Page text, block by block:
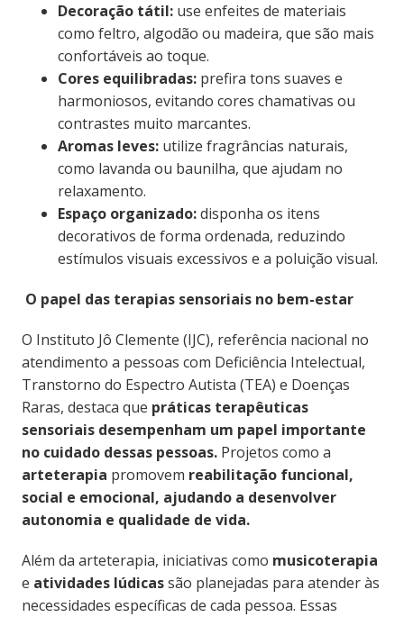
Decoração tátil: use enfeites de materiais
como feltro, algodão ou madeira, que são mais
confortáveis ao toque.
Cores equilibradas:prefira tons suaves e
harmoniosos, evitando cores chamativas ou
contrastes muito marcantes.
Aromas leves:utilize fragrâncias naturais,
como lavanda ou baunilha, que ajudam no
relaxamento.
Espaço organizado:disponha os itens
decorativos de forma ordenada, reduzindo
estímulos visuais excessivos e a poluição visual.
O papel das terapias sensoriais no bem-estar
O Instituto Jô Clemente (IJC), referência nacional no
atendimento a pessoas com Deficiência Intelectual,
Transtorno do Espectro Autista (TEA) e Doenças
Raras, destaca que práticas terapêuticas
sensoriais desempenham um papel importante
no cuidado dessas pessoas.Projetos como a
arteterapia promovem reabilitação funcional,
social e emocional, ajudando a desenvolver
autonomia e qualidade de vida.
Além da arteterapia, iniciativas como musicoterapia
e atividades lúdicassão planejadas para atender às
necessidades específicas de cada pessoa. Essas